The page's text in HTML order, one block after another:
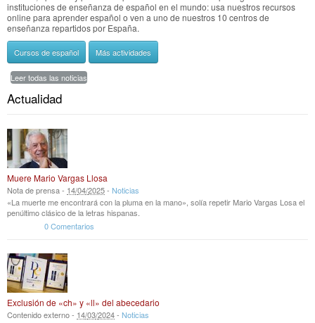
instituciones de enseñanza de español en el mundo: usa nuestros recursos
online para aprender español o ven a uno de nuestros 10 centros de
enseñanza repartidos por España.
Cursos de español Más actividades
Leer todas las noticias
Actualidad
Muere Mario Vargas Llosa
Nota de prensa - 14/04/2025- Noticias
«La muerte me encontrará con la pluma en la mano», solía repetir Mario Vargas Losa el
penúltimo clásico de la letras hispanas.
0 Comentarios
Exclusión de «ch» y «ll» del abecedario
Contenido externo - 14/03/2024- Noticias